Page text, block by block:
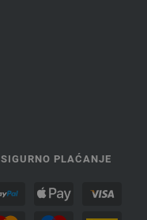
SIGURNO PLAĆANJE